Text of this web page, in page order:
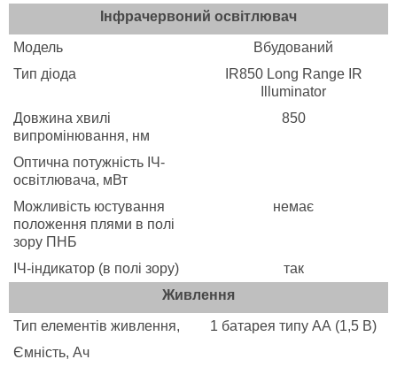
Інфрачервоний освітлювач
Модель
Вбудований
Тип діода
IR850 Long Range IR
Illuminator
Довжина хвилі
випромінювання, нм
850
Оптична потужність ІЧ-
освітлювача, мВт
Можливість юстування
положення плями в полі
зору ПНБ
немає
ІЧ-індикатор (в полі зору)
так
Живлення
Тип елементів живлення,
1 батарея типу АА (1,5 В)
Ємність, Ач